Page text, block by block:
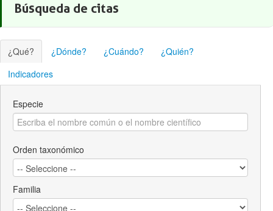
Citas
Localización
Observadores
Acerca de
Búsqueda de citas
¿Qué? ¿Dónde? ¿Cuándo?
¿Quién?
Indicadores
Especie
Orden taxonómico
Familia